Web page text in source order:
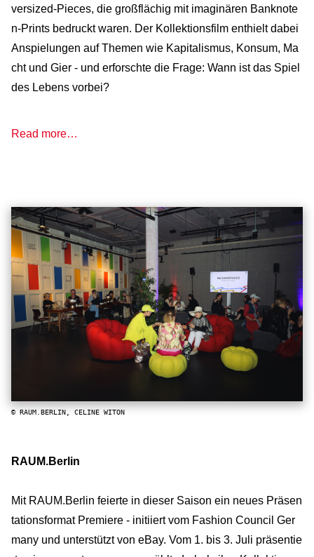
versized-Pieces, die großflächig mit imaginären Banknote
n-Prints bedruckt waren. Der Kollektionsfilm enthielt dabei
Anspielungen auf Themen wie Kapitalismus, Konsum, Ma
cht und Gier - und erforschte die Frage: Wann ist das Spiel
des Lebens vorbei?
Read more…
© RAUM.BERLIN, CELINE WITON
RAUM.Berlin
Mit RAUM.Berlin feierte in dieser Saison ein neues Präsen
tationsformat Premiere - initiiert vom Fashion Council Ger
many und unterstützt von eBay. Vom 1. bis 3. Juli präsentie